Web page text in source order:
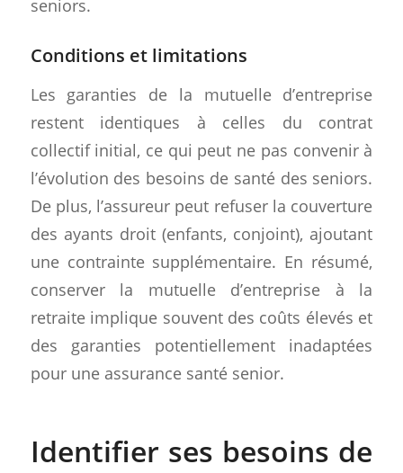
seniors.
Conditions et limitations
Les garanties de la mutuelle d’entreprise
restent identiques à celles du contrat
collectif initial, ce qui peut ne pas convenir à
l’évolution des besoins de santé des seniors.
De plus, l’assureur peut refuser la couverture
des ayants droit (enfants, conjoint), ajoutant
une contrainte supplémentaire. En résumé,
conserver la mutuelle d’entreprise à la
retraite implique souvent des coûts élevés et
des garanties potentiellement inadaptées
pour une assurance santé senior.
Identifier ses besoins de